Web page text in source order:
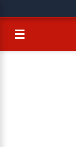
☰